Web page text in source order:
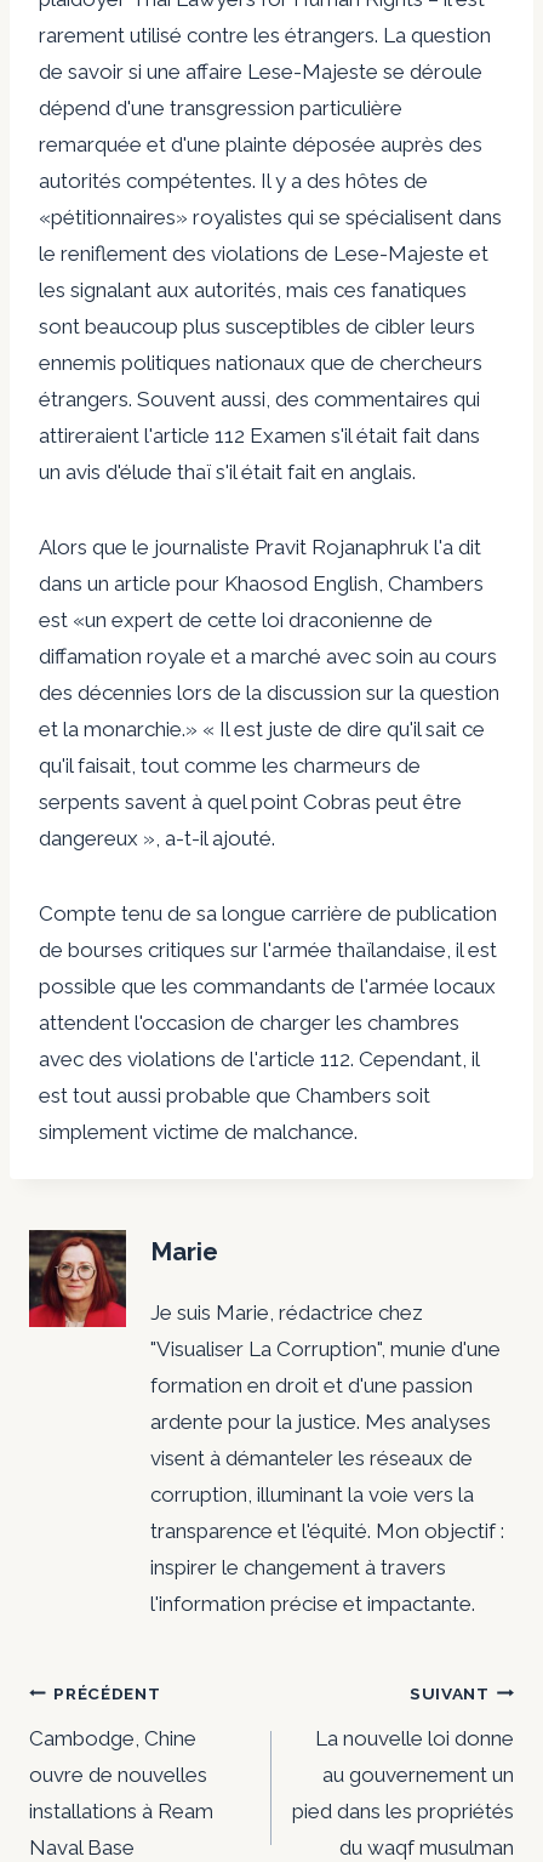
rarement utilisé contre les étrangers. La question
de savoir si une affaire Lese-Majeste se déroule
dépend d'une transgression particulière
remarquée et d'une plainte déposée auprès des
autorités compétentes. Il y a des hôtes de
«pétitionnaires» royalistes qui se spécialisent dans
le reniflement des violations de Lese-Majeste et
les signalant aux autorités, mais ces fanatiques
sont beaucoup plus susceptibles de cibler leurs
ennemis politiques nationaux que de chercheurs
étrangers. Souvent aussi, des commentaires qui
attireraient l'article 112 Examen s'il était fait dans
un avis d'élude thaï s'il était fait en anglais.
Alors que le journaliste Pravit Rojanaphruk l'a dit
dans un article pour Khaosod English, Chambers
est «un expert de cette loi draconienne de
diffamation royale et a marché avec soin au cours
des décennies lors de la discussion sur la question
et la monarchie.» « Il est juste de dire qu'il sait ce
qu'il faisait, tout comme les charmeurs de
serpents savent à quel point Cobras peut être
dangereux », a-t-il ajouté.
Compte tenu de sa longue carrière de publication
de bourses critiques sur l'armée thaïlandaise, il est
possible que les commandants de l'armée locaux
attendent l'occasion de charger les chambres
avec des violations de l'article 112. Cependant, il
est tout aussi probable que Chambers soit
simplement victime de malchance.
Marie
Je suis Marie, rédactrice chez
"Visualiser La Corruption", munie d'une
formation en droit et d'une passion
ardente pour la justice. Mes analyses
visent à démanteler les réseaux de
corruption, illuminant la voie vers la
transparence et l'équité. Mon objectif :
inspirer le changement à travers
l'information précise et impactante.
Navigation
de
l’article
PRÉCÉDENT
Cambodge, Chine
ouvre de nouvelles
installations à Ream
Naval Base
SUIVANT
La nouvelle loi donne
au gouvernement un
pied dans les propriétés
du waqf musulman